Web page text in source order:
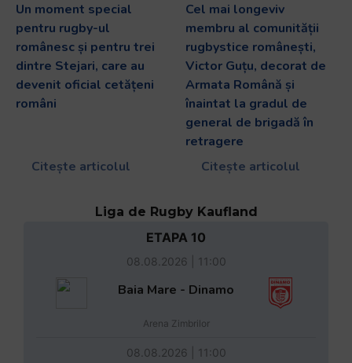
Un moment special
pentru rugby-ul
românesc și pentru trei
dintre Stejari, care au
devenit oficial cetățeni
români
Citește articolul
Cel mai longeviv
membru al comunității
rugbystice românești,
Victor Guțu, decorat de
Armata Română și
înaintat la gradul de
general de brigadă în
retragere
Citește articolul
Liga de Rugby Kaufland
ETAPA 10
08.08.2026 | 11:00
Baia Mare - Dinamo
Arena Zimbrilor
08.08.2026 | 11:00